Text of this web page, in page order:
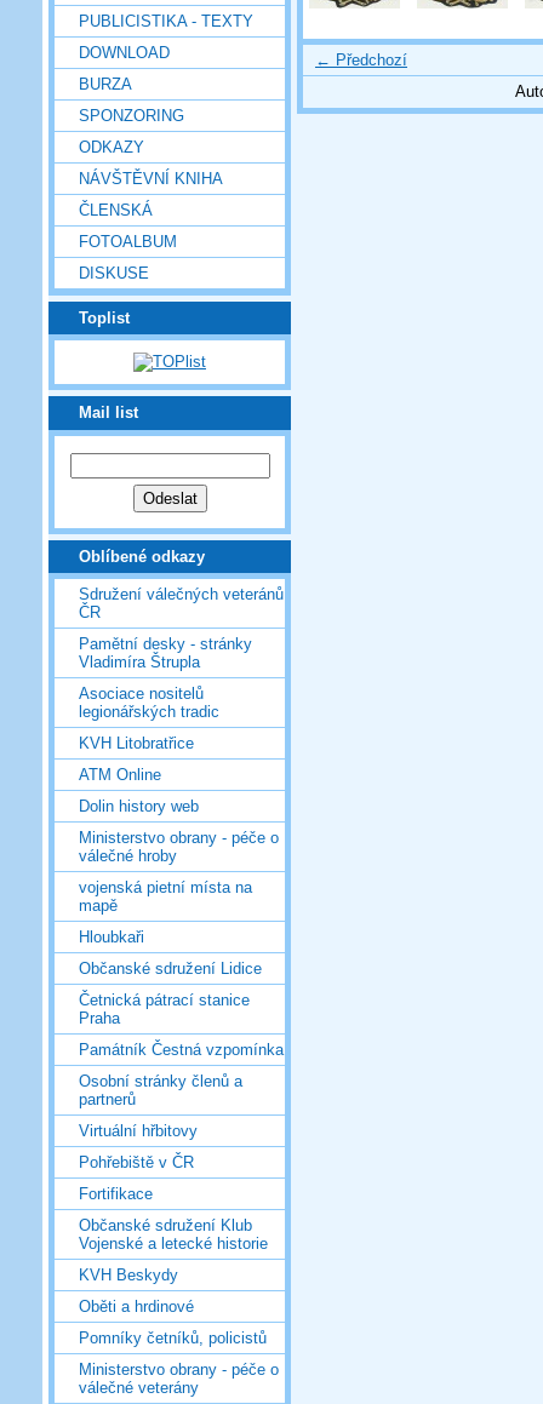
PUBLICISTIKA - TEXTY
DOWNLOAD
BURZA
SPONZORING
ODKAZY
NÁVŠTĚVNÍ KNIHA
ČLENSKÁ
FOTOALBUM
DISKUSE
Toplist
Mail list
Oblíbené odkazy
Sdružení válečných veteránů
ČR
Pamětní desky - stránky
Vladimíra Štrupla
Asociace nositelů
legionářských tradic
KVH Litobratřice
ATM Online
Dolin history web
Ministerstvo obrany - péče o
válečné hroby
vojenská pietní místa na
mapě
Hloubkaři
Občanské sdružení Lidice
Četnická pátrací stanice
Praha
Památník Čestná vzpomínka
Osobní stránky členů a
partnerů
Virtuální hřbitovy
Pohřebiště v ČR
Fortifikace
Občanské sdružení Klub
Vojenské a letecké historie
KVH Beskydy
Oběti a hrdinové
Pomníky četníků, policistů
Ministerstvo obrany - péče o
válečné veterány
← Předchozí